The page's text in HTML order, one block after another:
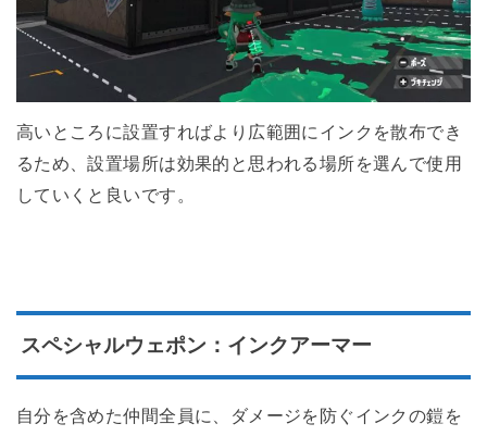
高いところに設置すればより広範囲にインクを散布でき
るため、設置場所は効果的と思われる場所を選んで使用
していくと良いです。
スペシャルウェポン：インクアーマー
自分を含めた仲間全員に、ダメージを防ぐインクの鎧を